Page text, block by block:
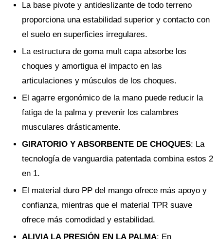
La base pivote y antideslizante de todo terreno
proporciona una estabilidad superior y contacto con
el suelo en superficies irregulares.
La estructura de goma mult capa absorbe los
choques y amortigua el impacto en las
articulaciones y músculos de los choques.
El agarre ergonómico de la mano puede reducir la
fatiga de la palma y prevenir los calambres
musculares drásticamente.
GIRATORIO Y ABSORBENTE DE CHOQUES: La
tecnología de vanguardia patentada combina estos 2
en 1.
El material duro PP del mango ofrece más apoyo y
confianza, mientras que el material TPR suave
ofrece más comodidad y estabilidad.
ALIVIA LA PRESIÓN EN LA PALMA: En